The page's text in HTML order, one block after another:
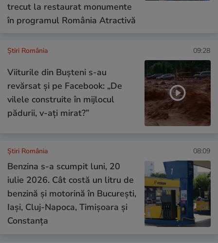
trecut la restaurat monumente
în programul România Atractivă
Știri România 09:28
Viiturile din Bușteni s-au
revărsat și pe Facebook: „De
vilele construite în mijlocul
pădurii, v-ați mirat?”
Știri România 08:09
Benzina s-a scumpit luni, 20
iulie 2026. Cât costă un litru de
benzină și motorină în București,
Iași, Cluj-Napoca, Timișoara și
Constanța